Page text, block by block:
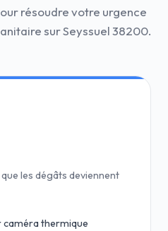
résoudre votre urgence
sur Seyssuel 38200.
les dégâts deviennent
caméra thermique